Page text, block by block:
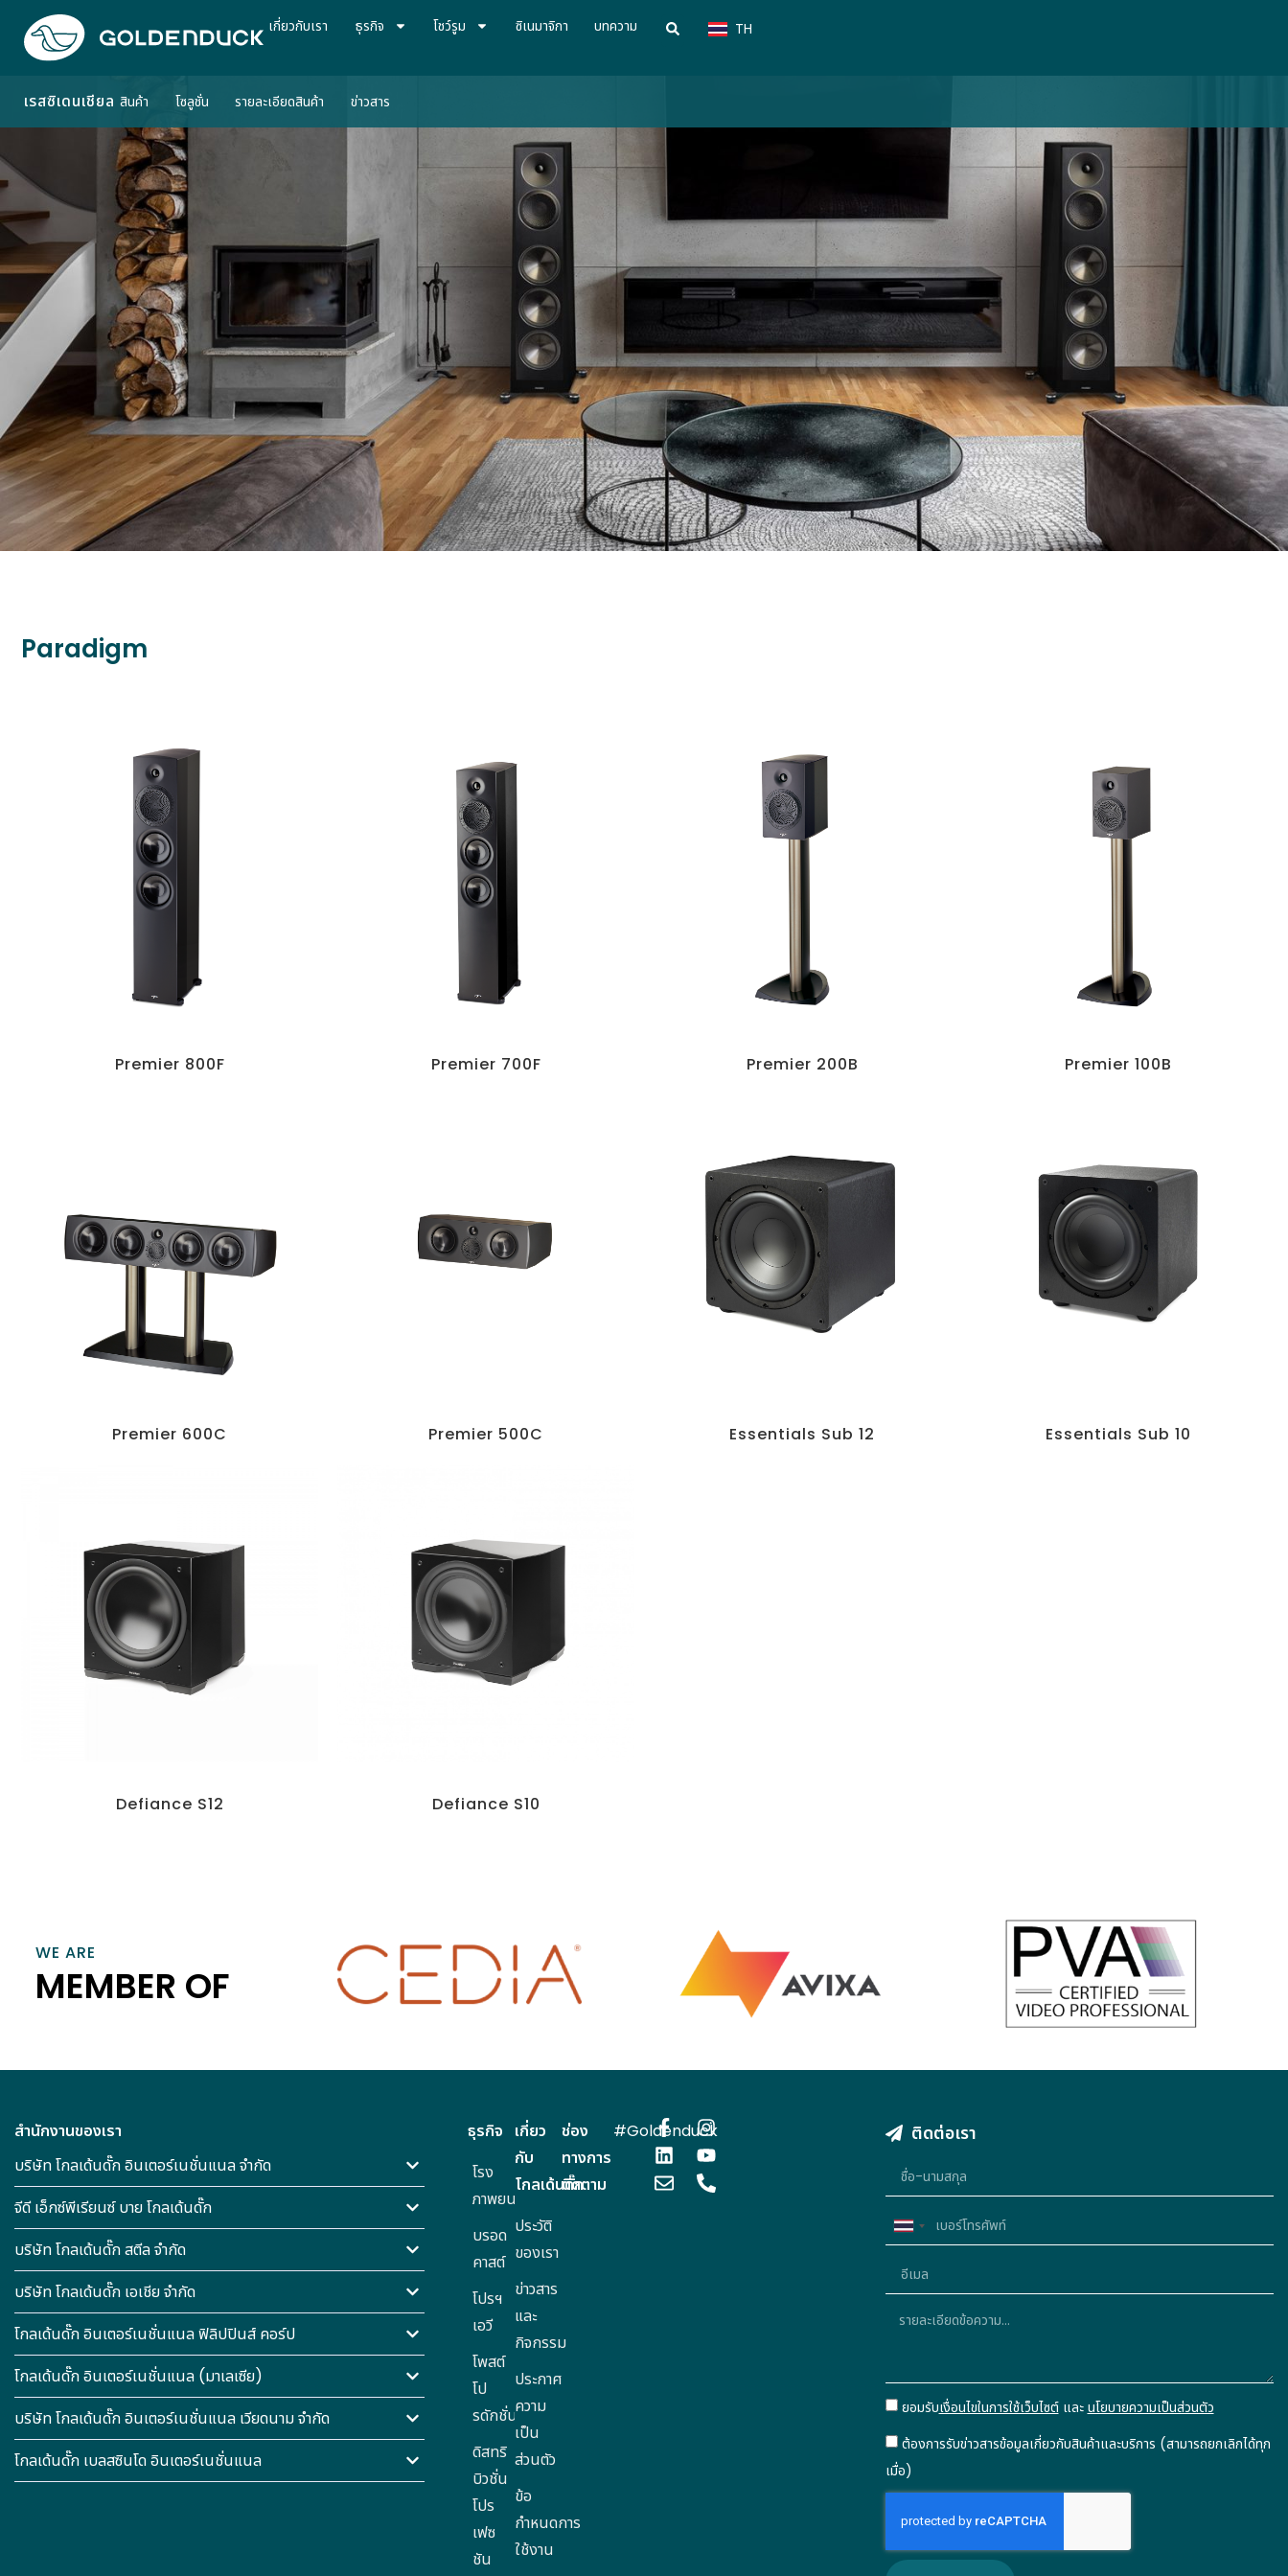
เกี่ยวกับเรา ธุรกิจ โชว์รูม ซิเนมาจิกา บทความ TH
CN
เรสซิเดนเชียล สินค้า โซลูชั่น รายละเอียดสินค้า ข่าวสาร
Paradigm
Premier 800F Premier 700F Premier 200B Premier 100B
Premier 600C Premier 500C Essentials Sub 12 Essentials Sub 10
Defiance S12 Defiance S10
WE ARE
MEMBER OF
TECHNOLOGICAL ADVANCEMENTS IN
SMART HOME PROFESSIONALS AND
สำนักงานของเรา
บริษัท โกลเด้นดั๊ก อินเตอร์เนชั่นแนล จำกัด
จีดี เอ็กซ์พีเรียนซ์ บาย โกลเด้นดั๊ก
บริษัท โกลเด้นดั๊ก สตีล จำกัด
บริษัท โกลเด้นดั๊ก เอเชีย จำกัด
โกลเด้นดั๊ก อินเตอร์เนชั่นแนล ฟิลิปปินส์ คอร์ป
โกลเด้นดั๊ก อินเตอร์เนชั่นแนล (มาเลเซีย)
บริษัท โกลเด้นดั๊ก อินเตอร์เนชั่นแนล เวียดนาม จำกัด
โกลเด้นดั๊ก เบลสซินโด อินเตอร์เนชั่นแนล
ธุรกิจ
ดิสทริ
บิวชั่น
โปร
เฟซ
ชัน
โพสต์
โป
รดักชั่น
โปรฯ
เอวี
บรอด
คาสต์
โรง
ภาพยนตร์
เกี่ยว
กับ
โกลเด้นดั๊ก
ประวัติ
ของเรา
ข่าวสาร
และ
กิจกรรม
ประกาศ
ความ
เป็น
ส่วนตัว
ข้อ
กำหนดการ
ใช้งาน
ช่อง
ทางการ
ติดตาม
#Goldenduck ติดต่อเรา
Thailand
ยอมรับเงื่อนไขในการใช้เว็บไซต์และ นโยบายความเป็นส่วนตัว
ต้องการรับข่าวสารข้อมูลเกี่ยวกับสินค้าและบริการ (สามารถยกเลิกได้ทุก
เมื่อ)